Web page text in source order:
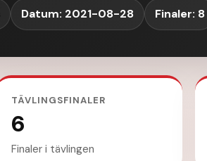
Datum: 2021-08-28 Finaler: 8
TÄVLINGSFINALER
6
Finaler i tävlingen